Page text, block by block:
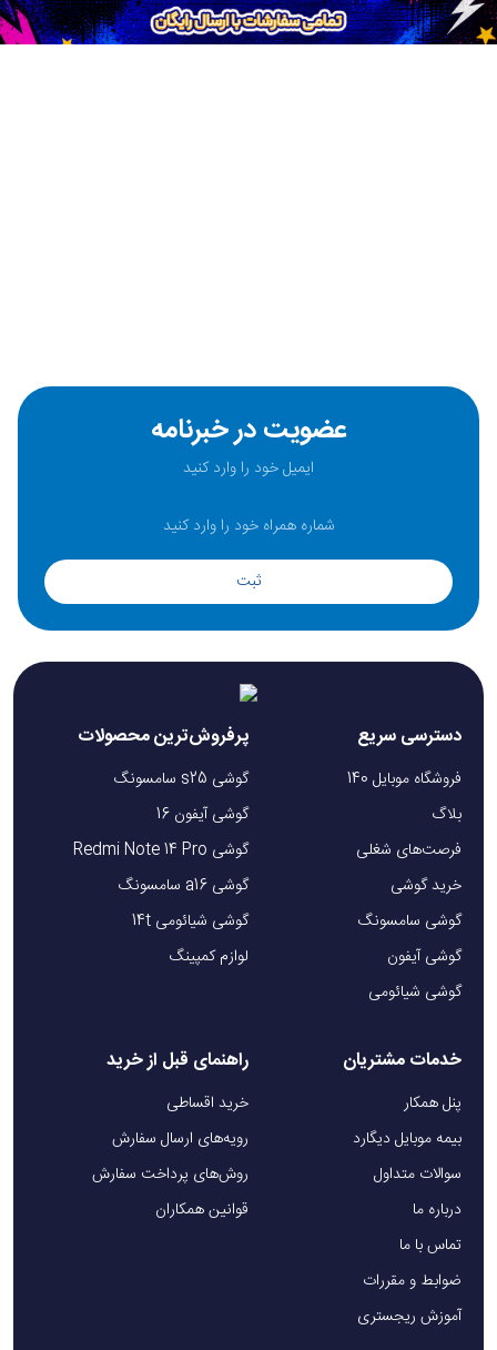
عضویت در خبرنامه
ثبت
دسترسی سریع
فروشگاه موبایل 140
بلاگ
فرصت‌های شغلی
خرید گوشی
گوشی سامسونگ
گوشی آیفون
گوشی شیائومی
پرفروش‌ترین محصولات
گوشی s25 سامسونگ
گوشی آیفون 16
گوشی Redmi Note 14 Pro
گوشی a16 سامسونگ
گوشی شیائومی 14t
لوازم کمپینگ
خدمات مشتریان
پنل همکار
بیمه موبایل دیگارد
سوالات متداول
درباره ما
تماس با ما
ضوابط و مقررات
آموزش ریجستری
راهنمای قبل از خرید
خرید اقساطی
رویه‌های ارسال سفارش
روش‌های پرداخت سفارش
قوانین همکاران